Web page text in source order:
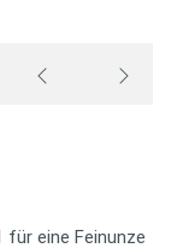
für eine Feinunze